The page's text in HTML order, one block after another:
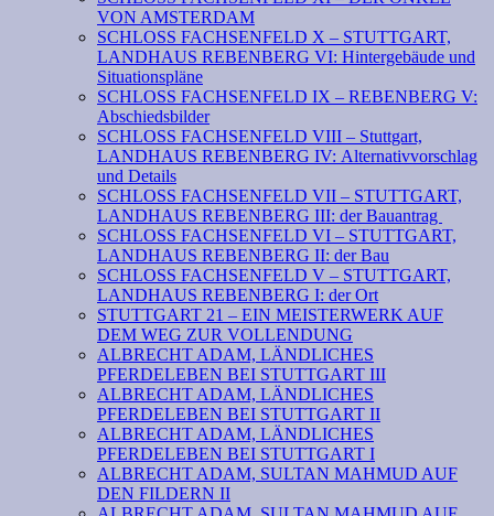
VON AMSTERDAM
SCHLOSS FACHSENFELD X – STUTTGART,
LANDHAUS REBENBERG VI: Hintergebäude und
Situationspläne
SCHLOSS FACHSENFELD IX – REBENBERG V:
Abschiedsbilder
SCHLOSS FACHSENFELD VIII – Stuttgart,
LANDHAUS REBENBERG IV: Alternativvorschlag
und Details
SCHLOSS FACHSENFELD VII – STUTTGART,
LANDHAUS REBENBERG III: der Bauantrag
SCHLOSS FACHSENFELD VI – STUTTGART,
LANDHAUS REBENBERG II: der Bau
SCHLOSS FACHSENFELD V – STUTTGART,
LANDHAUS REBENBERG I: der Ort
STUTTGART 21 – EIN MEISTERWERK AUF
DEM WEG ZUR VOLLENDUNG
ALBRECHT ADAM, LÄNDLICHES
PFERDELEBEN BEI STUTTGART III
ALBRECHT ADAM, LÄNDLICHES
PFERDELEBEN BEI STUTTGART II
ALBRECHT ADAM, LÄNDLICHES
PFERDELEBEN BEI STUTTGART I
ALBRECHT ADAM, SULTAN MAHMUD AUF
DEN FILDERN II